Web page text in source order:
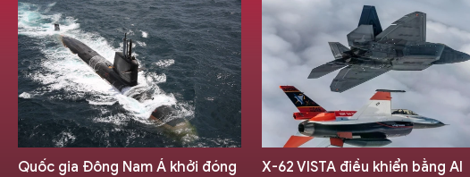
X-62 VISTA điều khiển bằng AI
Một 'quái thú' hiếm có của